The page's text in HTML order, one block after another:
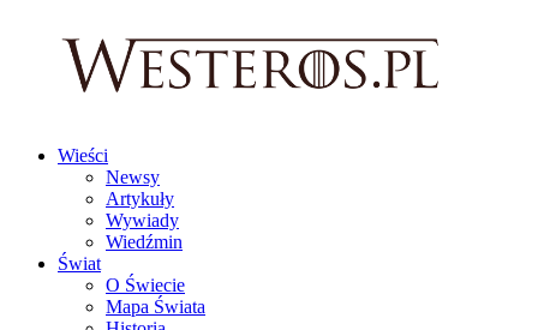
Wieści
Newsy
Artykuły
Wywiady
Wiedźmin
Świat
O Świecie
Mapa Świata